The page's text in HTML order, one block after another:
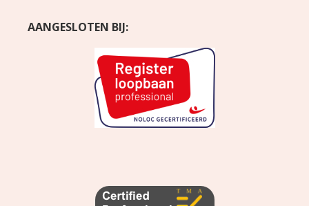
AANGESLOTEN BIJ: